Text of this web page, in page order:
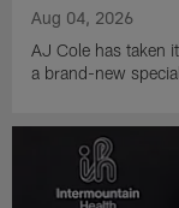
Aug 04, 2026
AJ Cole has taken
a brand-new